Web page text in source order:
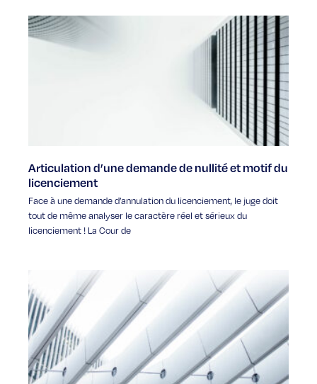
Articulation d’une demande de nullité et motif du
licenciement
Face à une demande d’annulation du licenciement, le juge doit
tout de même analyser le caractère réel et sérieux du
licenciement ! La Cour de